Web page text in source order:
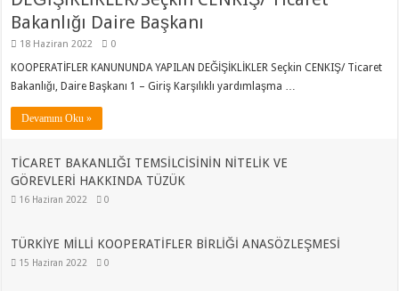
Bakanlığı Daire Başkanı
18 Haziran 2022 0
KOOPERATİFLER KANUNUNDA YAPILAN DEĞİŞİKLİKLER Seçkin CENKIŞ/ Ticaret
Bakanlığı, Daire Başkanı 1 – Giriş Karşılıklı yardımlaşma …
Devamını Oku »
TİCARET BAKANLIĞI TEMSİLCİSİNİN NİTELİK VE
GÖREVLERİ HAKKINDA TÜZÜK
16 Haziran 2022 0
TÜRKİYE MİLLİ KOOPERATİFLER BİRLİĞİ ANASÖZLEŞMESİ
15 Haziran 2022 0